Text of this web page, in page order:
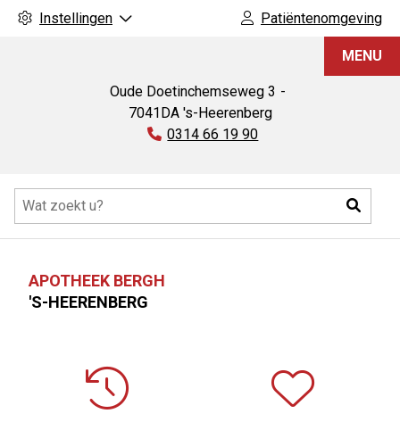
Instellingen Patiëntenomgeving
Oude Doetinchemseweg 3
7041DA 's-Heerenberg
Tel:
0314 66 19 90
MENU
APOTHEEK BERGH
'S-HEERENBERG